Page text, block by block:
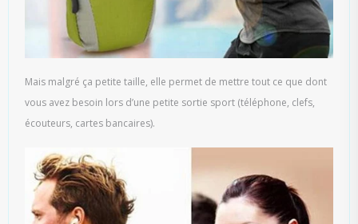
Mais malgré ça petite taille, elle permet de mettre tout ce que dont
vous avez besoin lors d’une petite sortie sport (téléphone, clefs,
écouteurs, cartes bancaires).